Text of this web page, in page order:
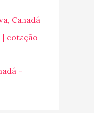
Canadá
| cotação
-